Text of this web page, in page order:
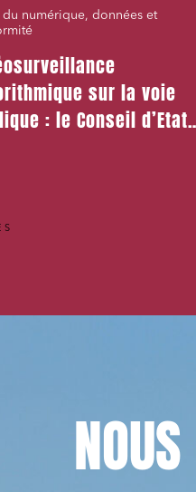
du numérique, données et
sur la voie
: le Conseil d’Etat
NOUS